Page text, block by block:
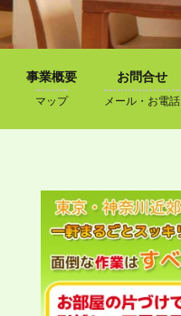
事業概要
マップ
お問合せ
メール・お電話